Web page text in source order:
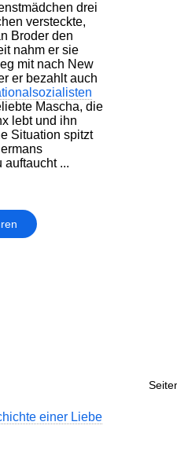
drei
versteckte,
Broder den
nahm er sie
mit nach New
er bezahlt auch
Mascha, die
lebt und ihn
Situation spitzt
auftaucht ...
einer Liebe